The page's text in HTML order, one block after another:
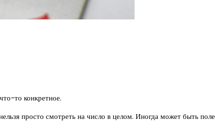
то конкретное.
просто смотреть на число в целом. Иногда может быть